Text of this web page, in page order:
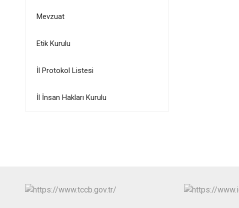
Mevzuat
Etik Kurulu
İl Protokol Listesi
İl İnsan Hakları Kurulu